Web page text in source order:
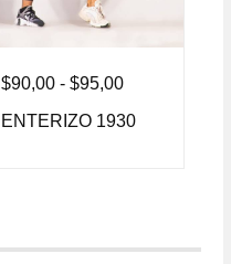
$90,00 - $95,00
ENTERIZO 1930